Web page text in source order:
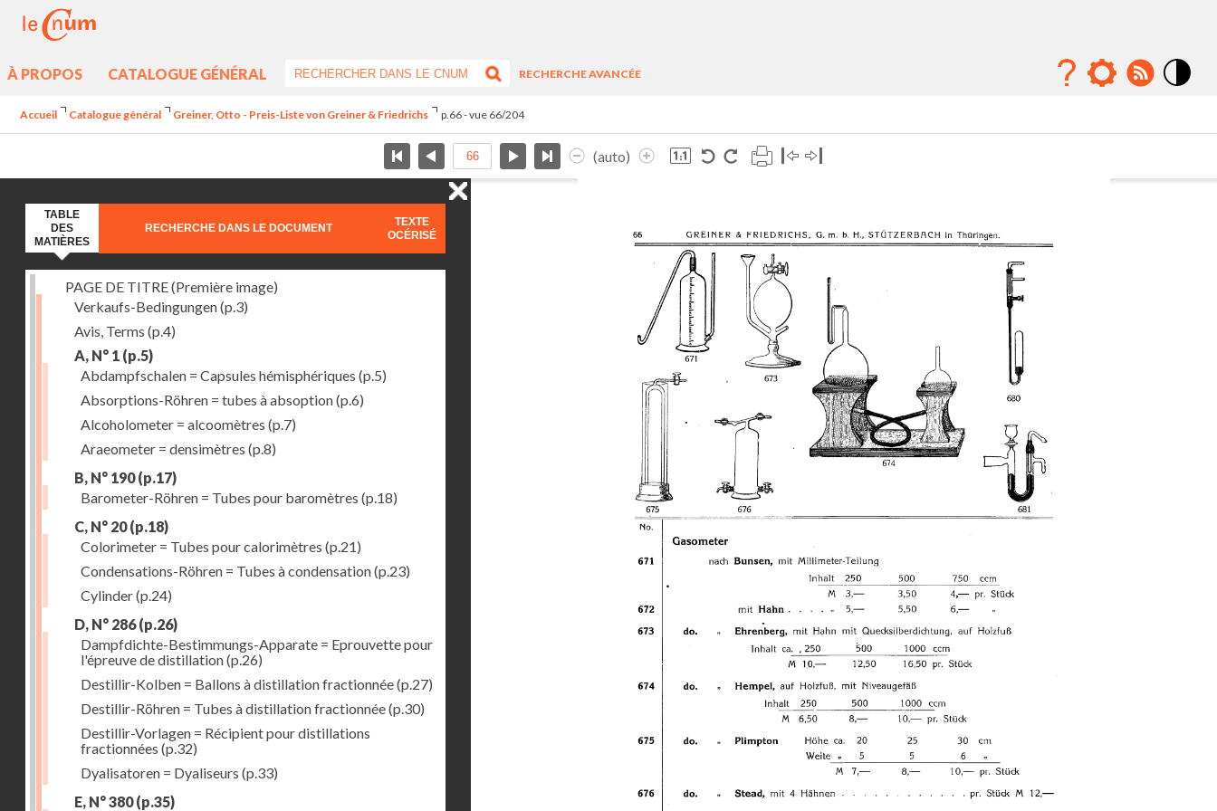
À PROPOS CATALOGUE GÉNÉRAL
RECHERCHE AVANCÉE
Accueil Catalogue général Greiner, Otto - Preis-Liste von Greiner & Friedrichs p.66 - vue 66/204
(auto)
TABLE
DES
MATIÈRES
RECHERCHE DANS LE DOCUMENT
TEXTE
OCÉRISÉ
PAGE DE TITRE (Première image)
Verkaufs-Bedingungen(p.3)
Avis, Terms (p.4)
A, N° 1 (p.5)
Abdampfschalen = Capsules hémisphériques (p.5)
Absorptions-Röhren = tubes à absoption(p.6)
Alcoholometer = alcoomètres (p.7)
Araeometer = densimètres (p.8)
B, N° 190(p.17)
Barometer-Röhren = Tubes pour baromètres (p.18)
C, N° 20(p.18)
Colorimeter = Tubes pour calorimètres (p.21)
Condensations-Röhren = Tubes à condensation(p.23)
Cylinder(p.24)
D, N° 286(p.26)
Dampfdichte-Bestimmungs-Apparate = Eprouvette pour
l'épreuve de distillation(p.26)
Destillir-Kolben = Ballons à distillation fractionnée(p.27)
Destillir-Röhren = Tubes à distillation fractionnée(p.30)
Destillir-Vorlagen = Récipient pour distillations
fractionnées (p.32)
Dyalisatoren = Dyaliseurs (p.33)
E, N° 380(p.35)